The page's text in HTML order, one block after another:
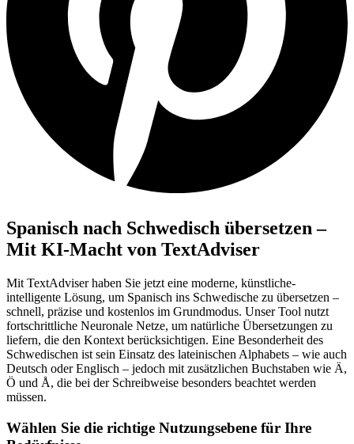
Spanisch nach Schwedisch übersetzen –
Mit KI-Macht von TextAdviser
Mit TextAdviser haben Sie jetzt eine moderne, künstliche-
intelligente Lösung, um Spanisch ins Schwedische zu übersetzen –
schnell, präzise und kostenlos im Grundmodus. Unser Tool nutzt
fortschrittliche Neuronale Netze, um natürliche Übersetzungen zu
liefern, die den Kontext berücksichtigen. Eine Besonderheit des
Schwedischen ist sein Einsatz des lateinischen Alphabets – wie auch
Deutsch oder Englisch – jedoch mit zusätzlichen Buchstaben wie Ä,
Ö und Å, die bei der Schreibweise besonders beachtet werden
müssen.
Wählen Sie die richtige Nutzungsebene für Ihre